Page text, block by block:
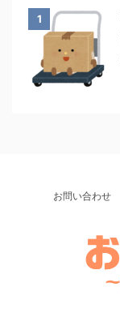
1
お問い合わせ